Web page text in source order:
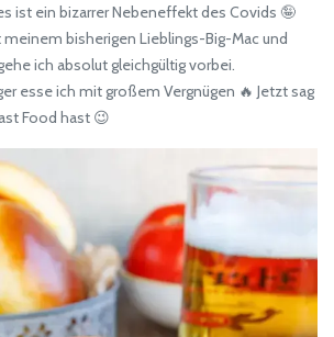
ist ein bizarrer Nebeneffekt des Covids 🤪
bisherigen Lieblings-Big-Mac und
ich absolut gleichgültig vorbei.
esse ich mit großem Vergnügen 🔥 Jetzt sag
Food hast 😉